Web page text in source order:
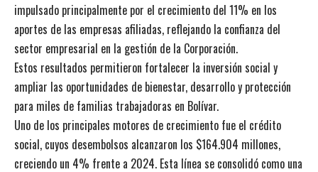
impulsado principalmente por el crecimiento del 11% en los
aportes de las empresas afiliadas, reflejando la confianza del
sector empresarial en la gestión de la Corporación.
Estos resultados permitieron fortalecer la inversión social y
ampliar las oportunidades de bienestar, desarrollo y protección
para miles de familias trabajadoras en Bolívar.
Uno de los principales motores de crecimiento fue el crédito
social, cuyos desembolsos alcanzaron los $164.904 millones,
creciendo un 4% frente a 2024. Esta línea se consolidó como una